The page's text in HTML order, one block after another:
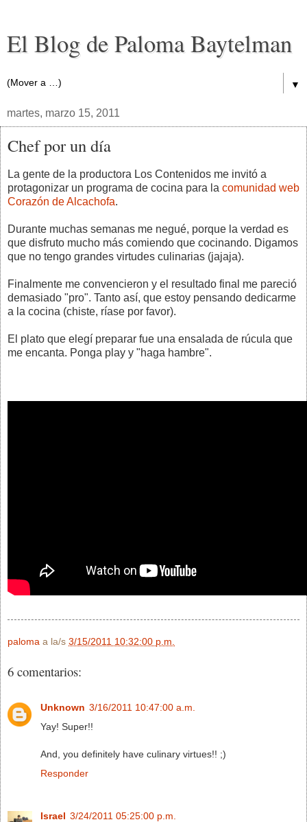
El Blog de Paloma Baytelman
▼
martes, marzo 15, 2011
Chef por un día
La gente de la productora Los Contenidos me invitó a
protagonizar un programa de cocina para la comunidad web
Corazón de Alcachofa.
Durante muchas semanas me negué, porque la verdad es
que disfruto mucho más comiendo que cocinando. Digamos
que no tengo grandes virtudes culinarias (jajaja).
Finalmente me convencieron y el resultado final me pareció
demasiado "pro". Tanto así, que estoy pensando dedicarme
a la cocina (chiste, ríase por favor).
El plato que elegí preparar fue una ensalada de rúcula que
me encanta. Ponga play y "haga hambre".
paloma a la/s 3/15/2011 10:32:00 p.m.
6 comentarios:
Unknown 3/16/2011 10:47:00 a.m.
Yay! Super!!
And, you definitely have culinary virtues!! ;)
Responder
Israel 3/24/2011 05:25:00 p.m.